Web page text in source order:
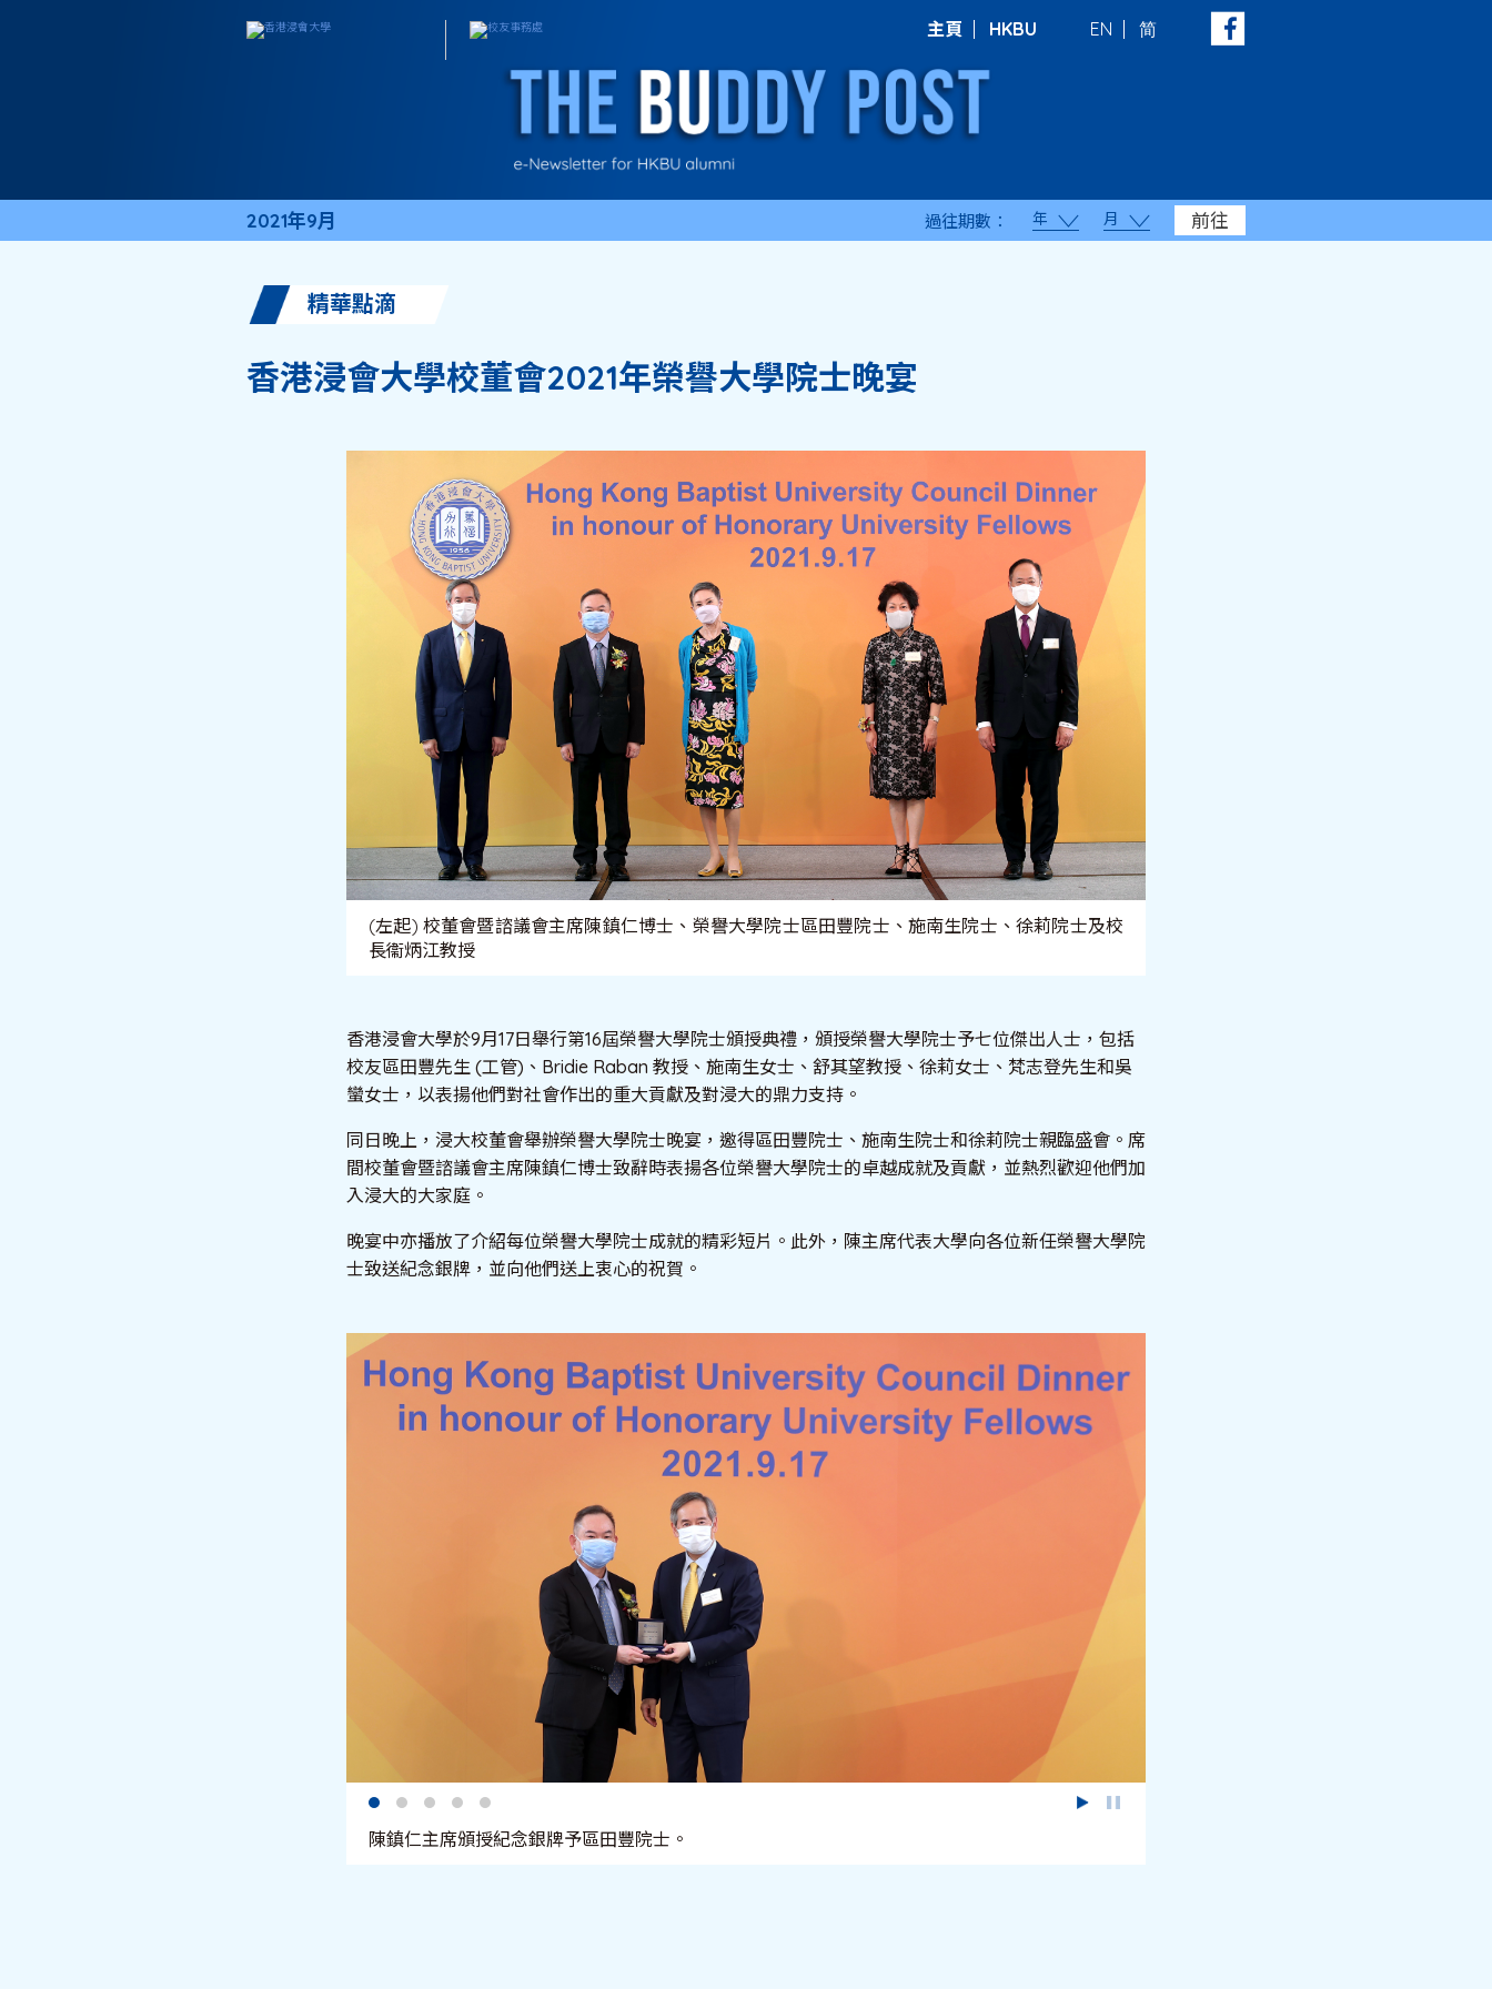
主頁 HKBU EN 简
2021年9月 過往期數： 年 月 前往
精華點滴
香港浸會大學校董會2021年榮譽大學院士晚宴
(左起) 校董會暨諮議會主席陳鎮仁博士、榮譽大學院士區田豐院士、施南生院士、徐莉院士及校
長衞炳江教授
香港浸會大學於9月17日舉行第16屆榮譽大學院士頒授典禮，頒授榮譽大學院士予七位傑出人士，包括
校友區田豐先生 (工管)、Bridie Raban 教授、施南生女士、舒其望教授、徐莉女士、梵志登先生和吳
蠻女士，以表揚他們對社會作出的重大貢獻及對浸大的鼎力支持。
同日晚上，浸大校董會舉辦榮譽大學院士晚宴，邀得區田豐院士、施南生院士和徐莉院士親臨盛會。席
間校董會暨諮議會主席陳鎮仁博士致辭時表揚各位榮譽大學院士的卓越成就及貢獻，並熱烈歡迎他們加
入浸大的大家庭。
晚宴中亦播放了介紹每位榮譽大學院士成就的精彩短片。此外，陳主席代表大學向各位新任榮譽大學院
士致送紀念銀牌，並向他們送上衷心的祝賀。
陳鎮仁主席頒授紀念銀牌予區田豐院士。